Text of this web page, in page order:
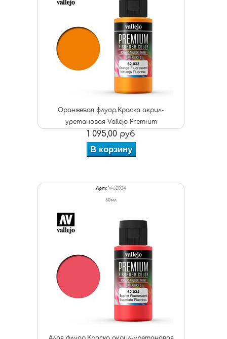
Оранжевая флуор.Краска акрил-
уретановая Vallejo Premium
1 095,00 руб
В корзину
Арт: V-62034
60мл